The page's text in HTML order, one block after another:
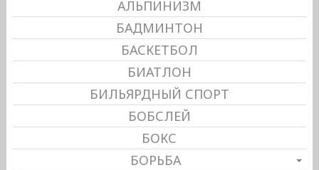
АЛЬПИНИЗМ
БАДМИНТОН
БАСКЕТБОЛ
БИАТЛОН
БИЛЬЯРДНЫЙ СПОРТ
БОБСЛЕЙ
БОКС
БОРЬБА